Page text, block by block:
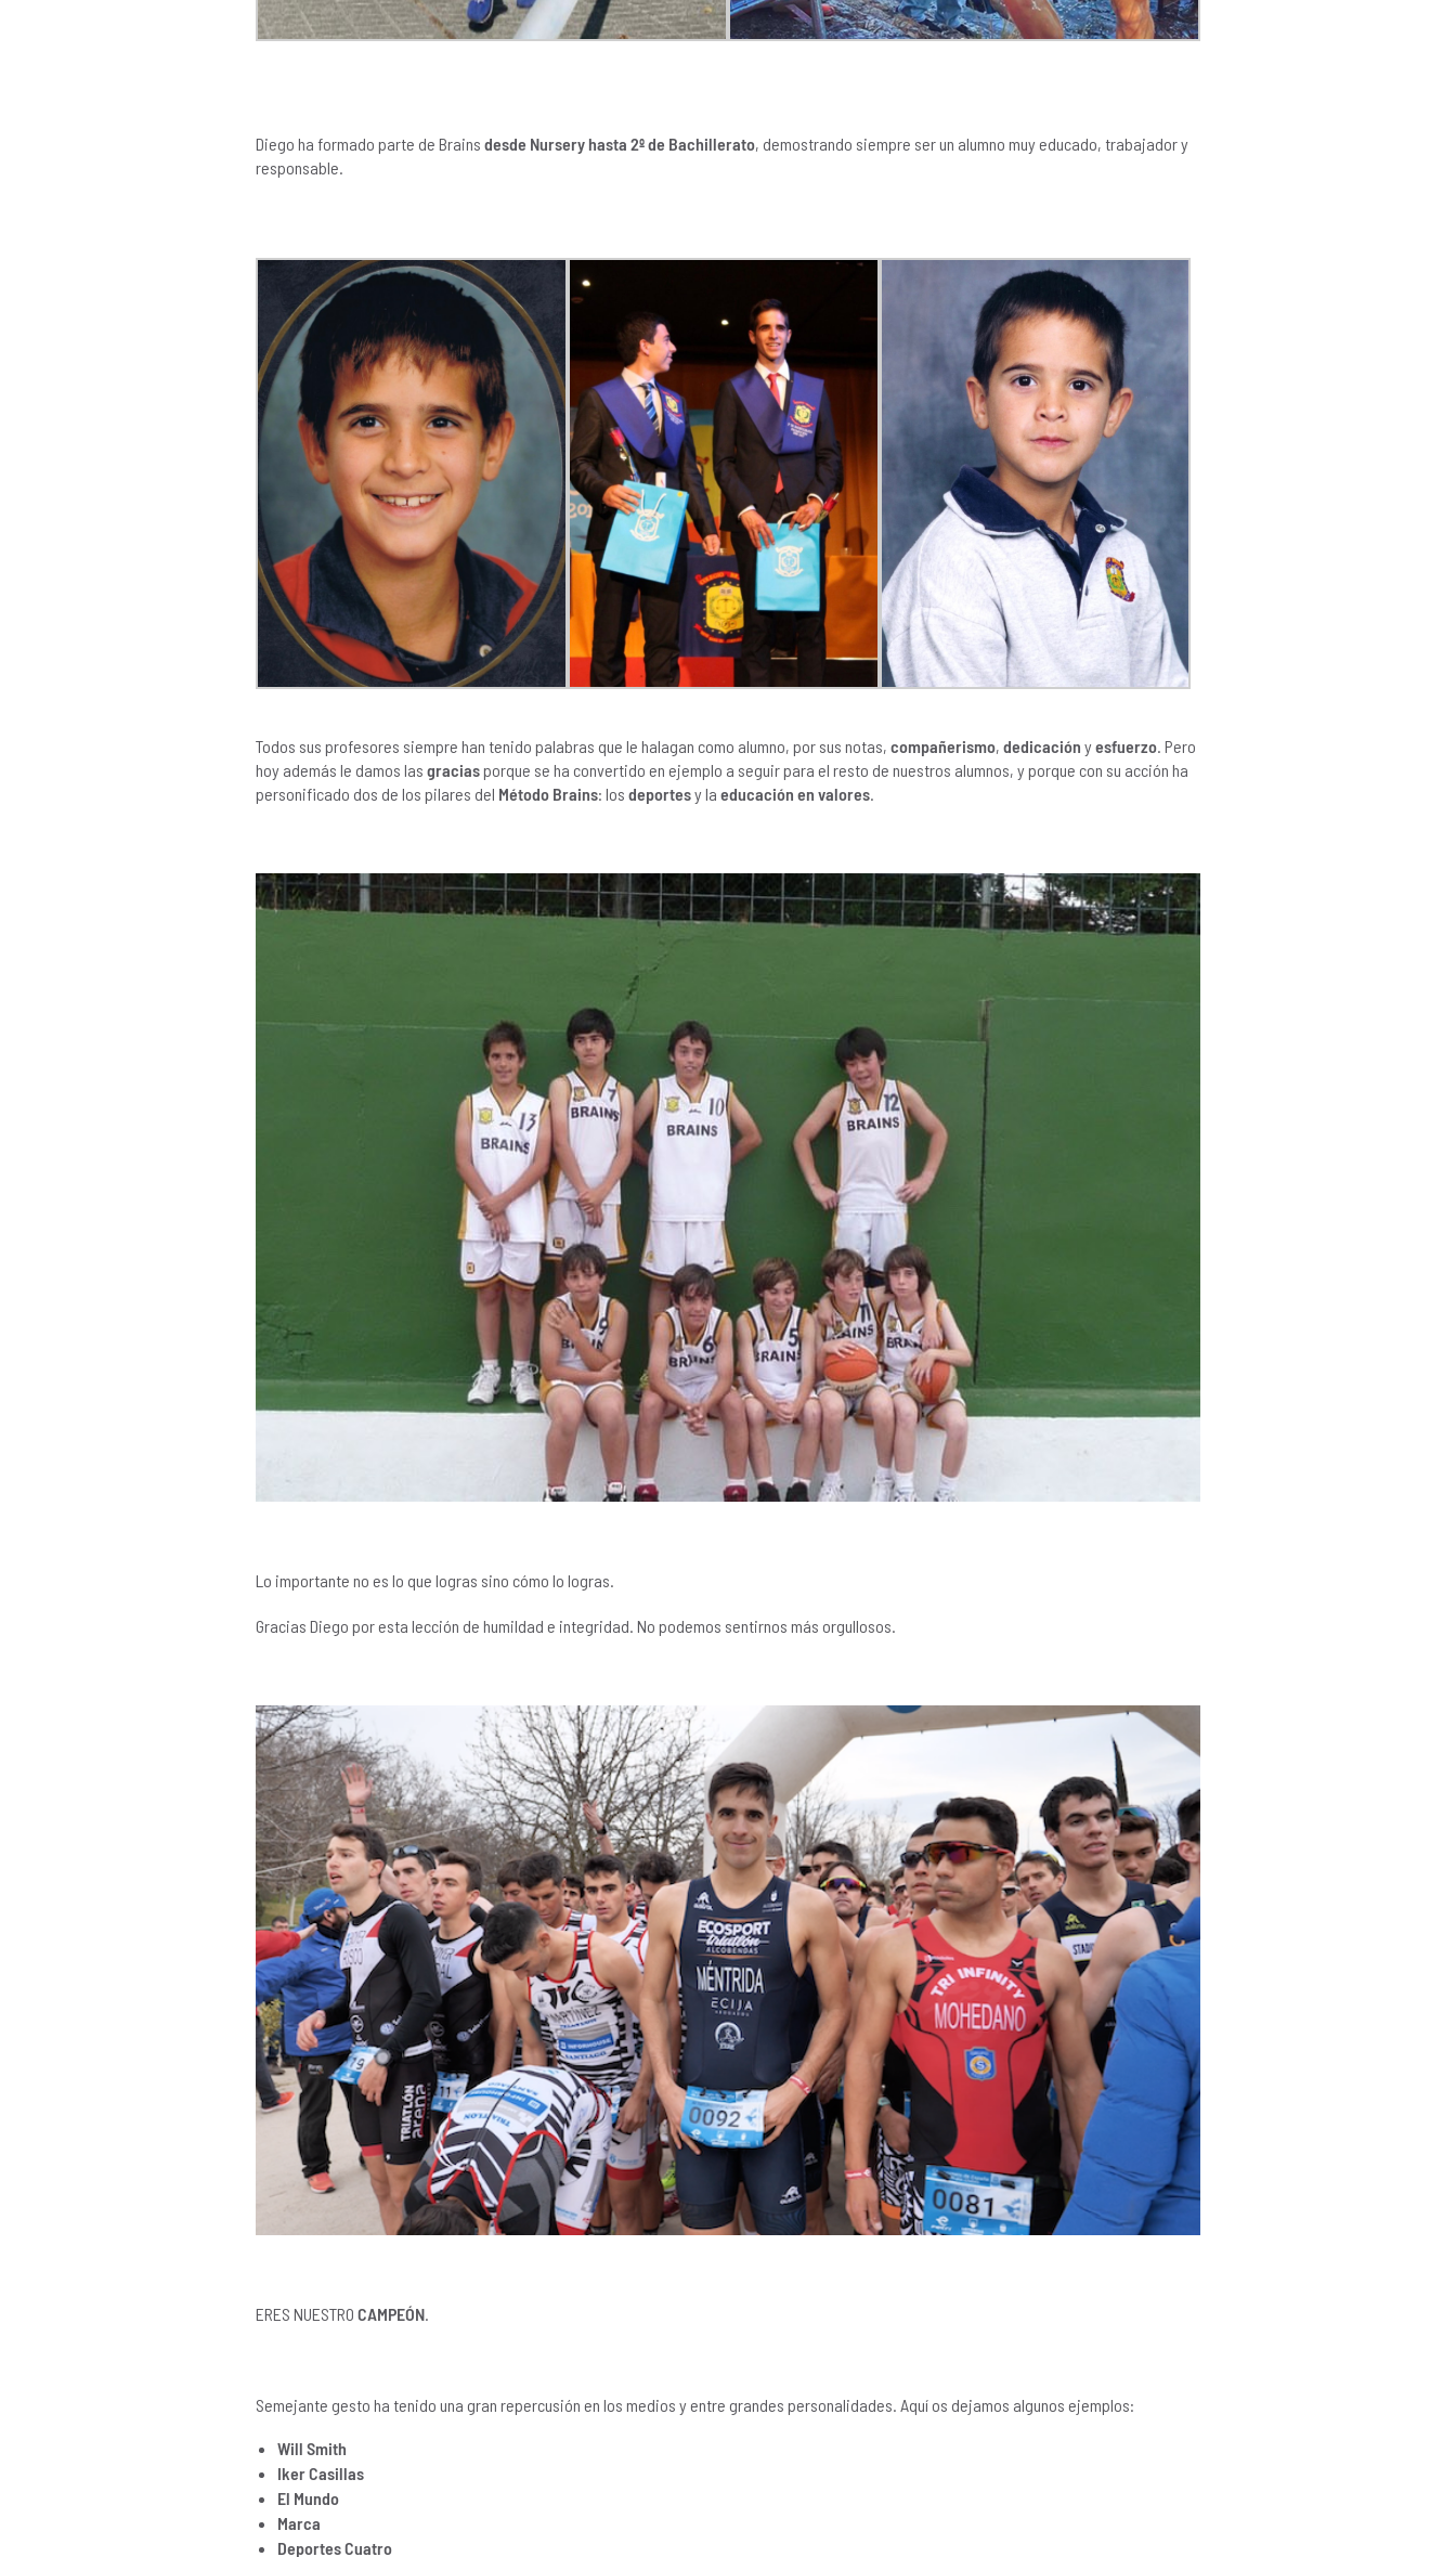
Diego ha formado parte de Brains desde Nursery hasta 2º de Bachillerato, demostrando siempre ser un alumno muy educado, trabajador y
responsable.
Todos sus profesores siempre han tenido palabras que le halagan como alumno, por sus notas, compañerismo, dedicación yesfuerzo. Pero
hoy además le damos las graciasporque se ha convertido en ejemplo a seguir para el resto de nuestros alumnos, y porque con su acción ha
personificado dos de los pilares del Método Brains: los deportesy la educación en valores.
Lo importante no es lo que logras sino cómo lo logras.
Gracias Diego por esta lección de humildad e integridad. No podemos sentirnos más orgullosos.
ERES NUESTRO CAMPEÓN.
Semejante gesto ha tenido una gran repercusión en los medios y entre grandes personalidades. Aquí os dejamos algunos ejemplos:
Will Smith
Iker Casillas
El Mundo
Marca
Deportes Cuatro